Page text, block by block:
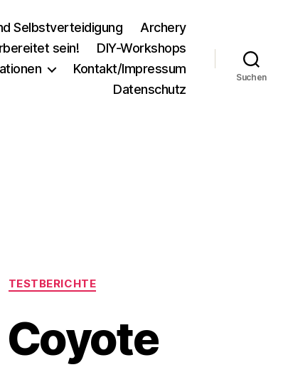
Selbstverteidigung
Archery
sein!
DIY-Workshops
Kontakt/Impressum
Datenschutz
Suchen
TESTBERICHTE